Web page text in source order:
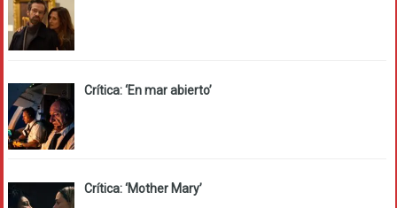
Crítica: ‘En mar abierto’
Crítica: ‘Mother Mary’